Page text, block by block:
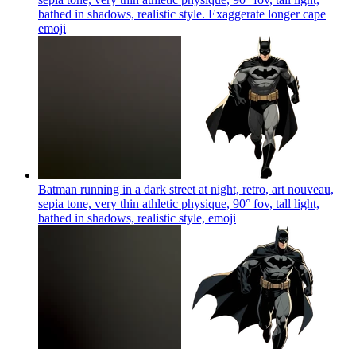
bathed in shadows, realistic style. Exaggerate longer cape
emoji
Batman running in a dark street at night, retro, art nouveau,
sepia tone, very thin athletic physique, 90° fov, tall light,
bathed in shadows, realistic style, emoji